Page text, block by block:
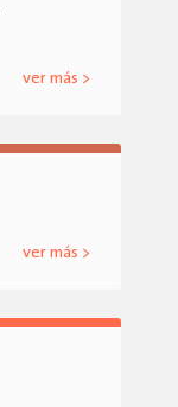
ver más >
ver más >